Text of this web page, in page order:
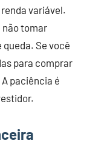
variável.
não tomar
Se você
para comprar
paciência é